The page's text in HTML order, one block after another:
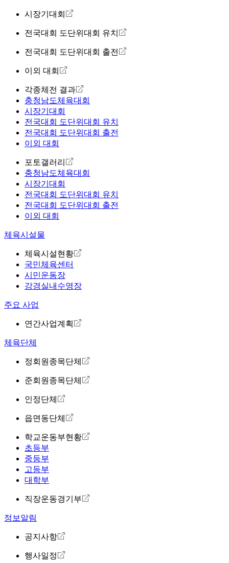
시장기대회
전국대회 도단위대회 유치
전국대회 도단위대회 출전
이외 대회
각종체전 결과
충청남도체육대회
시장기대회
전국대회 도단위대회 유치
전국대회 도단위대회 출전
이외 대회
포토갤러리
충청남도체육대회
시장기대회
전국대회 도단위대회 유치
전국대회 도단위대회 출전
이외 대회
체육시설물
체육시설현황
국민체육센터
시민운동장
강경실내수영장
주요 사업
연간사업계획
체육단체
정회원종목단체
준회원종목단체
인정단체
읍면동단체
학교운동부현황
초등부
중등부
고등부
대학부
직장운동경기부
정보알림
공지사항
행사일정